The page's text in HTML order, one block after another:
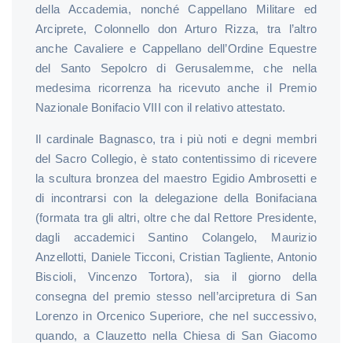
della Accademia, nonché Cappellano Militare ed
Arciprete, Colonnello don Arturo Rizza, tra l’altro
anche Cavaliere e Cappellano dell’Ordine Equestre
del Santo Sepolcro di Gerusalemme, che nella
medesima ricorrenza ha ricevuto anche il Premio
Nazionale Bonifacio VIII con il relativo attestato.
Il cardinale Bagnasco, tra i più noti e degni membri
del Sacro Collegio, è stato contentissimo di ricevere
la scultura bronzea del maestro Egidio Ambrosetti e
di incontrarsi con la delegazione della Bonifaciana
(formata tra gli altri, oltre che dal Rettore Presidente,
dagli accademici Santino Colangelo, Maurizio
Anzellotti, Daniele Ticconi, Cristian Tagliente, Antonio
Biscioli, Vincenzo Tortora), sia il giorno della
consegna del premio stesso nell’arcipretura di San
Lorenzo in Orcenico Superiore, che nel successivo,
quando, a Clauzetto nella Chiesa di San Giacomo